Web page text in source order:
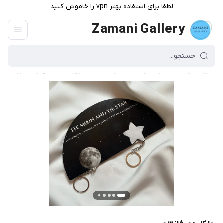
لطفا برای استفاده بهتر vpn را خاموش کنید
Zamani Gallery